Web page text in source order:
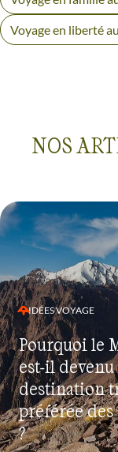
Voyage en liberté
NOS
IDÉES VOYAGE
Pourquoi le
est-il devenu
destination
préférée
?